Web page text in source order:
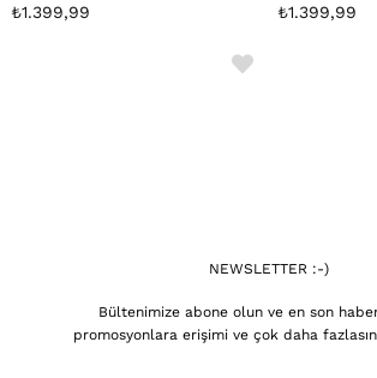
₺1.399,99 ₺1.399,99
NEWSLETTER :-)
Bültenimize abone olun ve en son
promosyonlara erişimi ve çok daha